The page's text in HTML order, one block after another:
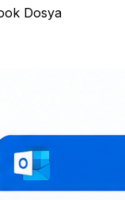
Dosya